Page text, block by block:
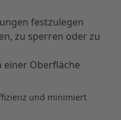
festzulegen
zu sperren oder zu
einer Oberfläche
und minimiert